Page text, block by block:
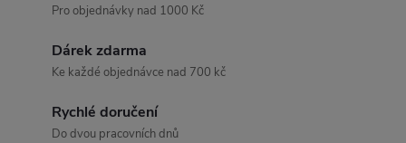
Pro objednávky nad 1000 Kč
Dárek zdarma
Ke každé objednávce nad 700 kč
Rychlé doručení
Do dvou pracovních dnů